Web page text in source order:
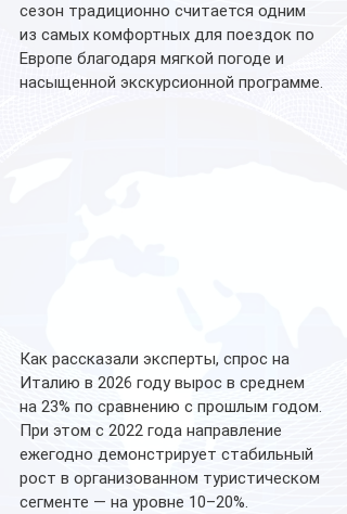
сезон традиционно считается одним
из самых комфортных для поездок по
Европе благодаря мягкой погоде и
насыщенной экскурсионной программе.
Как рассказали эксперты, спрос на
Италию в 2026 году вырос в среднем
на 23% по сравнению с прошлым годом.
При этом с 2022 года направление
ежегодно демонстрирует стабильный
рост в организованном туристическом
сегменте — на уровне 10–20%.